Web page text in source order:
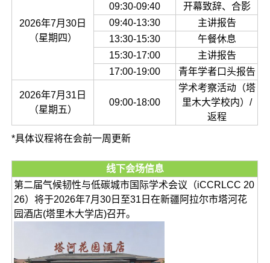
2026年7月30日
（星期四）
09:30-09:40
开幕致辞、合影
09:40-13:30
主讲报告
13:30-15:30
午餐休息
15:30-17:00
主讲报告
17:00-19:00
青年学者口头报告
2026年7月31日
（星期五）
09:00-18:00
学术考察活动（塔
里木大学校内）/
返程
*具体议程将在会前一周更新
线下会场信息
第二届气候韧性与低碳城市国际学术会议（iCCRLCC 20
26）将于2026年7月30日至31日在新疆阿拉尔市塔河花
园酒店(塔里木大学店)召开。